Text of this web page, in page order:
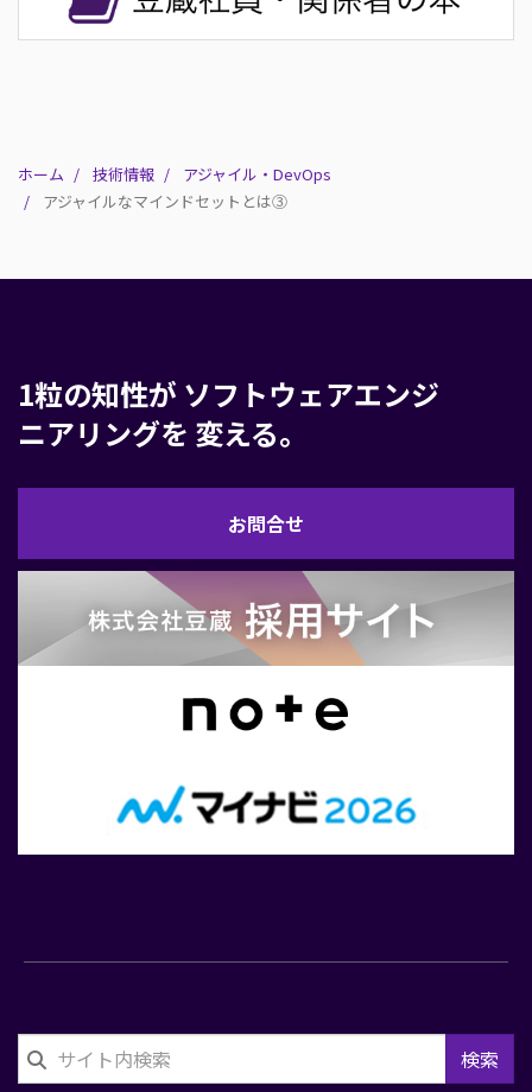
ホーム 技術情報
アジャイル・DevOps
アジャイルなマインドセットとは③
1粒の知性が ソフトウェアエンジ
ニアリングを 変える。
お問合せ
検索